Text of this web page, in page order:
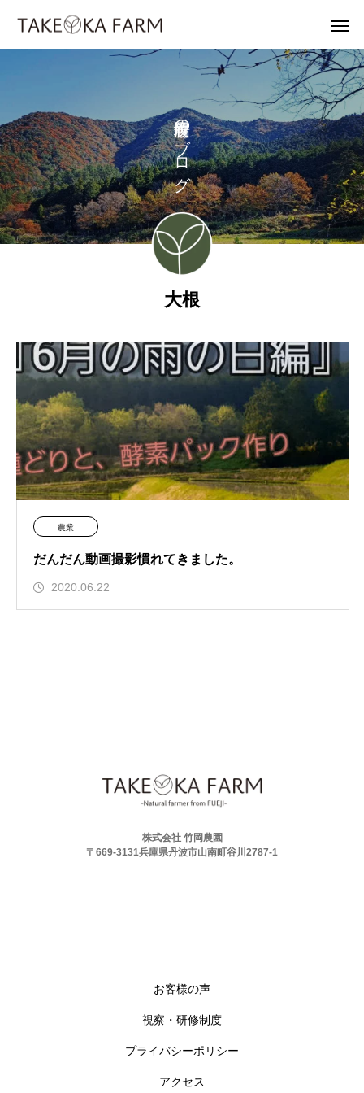
の
ブ
ロ
グ
大根
農業
だんだん動画撮影慣れてきました。
2020.06.22
株式会社 竹岡農園
〒669-3131兵庫県丹波市山南町谷川2787-1
お客様の声
視察・研修制度
プライバシーポリシー
アクセス